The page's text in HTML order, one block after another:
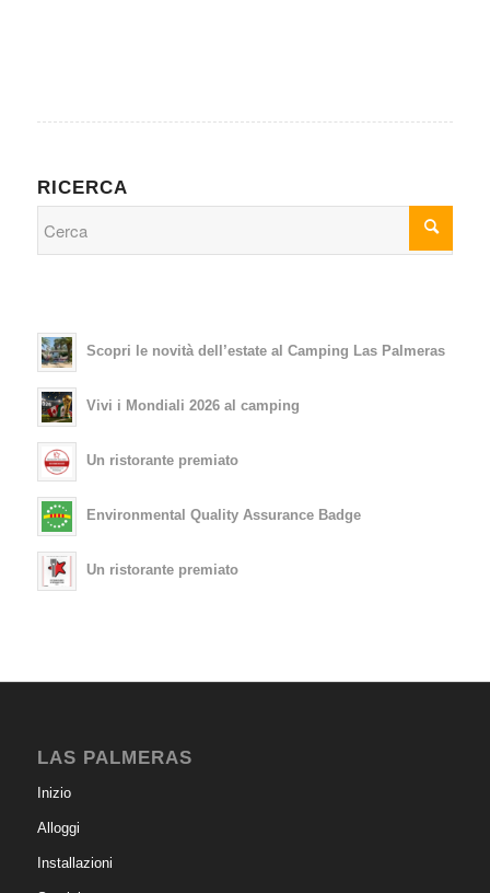
RICERCA
Scopri le novità dell’estate al Camping Las Palmeras
Vivi i Mondiali 2026 al camping
Un ristorante premiato
Environmental Quality Assurance Badge
Un ristorante premiato
LAS PALMERAS
Inizio
Alloggi
Installazioni